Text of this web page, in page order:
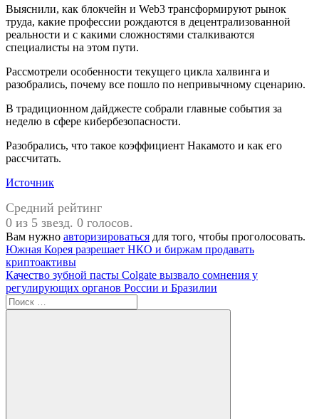
Выяснили, как блокчейн и Web3 трансформируют рынок
труда, какие профессии рождаются в децентрализованной
реальности и с какими сложностями сталкиваются
специалисты на этом пути.
Рассмотрели особенности текущего цикла халвинга и
разобрались, почему все пошло по непривычному сценарию.
В традиционном дайджесте собрали главные события за
неделю в сфере кибербезопасности.
Разобрались, что такое коэффициент Накамото и как его
рассчитать.
Источник
Средний рейтинг
0 из 5 звезд. 0 голосов.
Вам нужно авторизироваться для того, чтобы проголосовать.
TradingView
Навигация
по
записям
Предыдущая
запись:
Южная Корея разрешает НКО и биржам продавать
криптоактивы
Следующая
запись:
Качество зубной пасты Colgate вызвало сомнения у
регулирующих органов России и Бразилии
Поиск
для: